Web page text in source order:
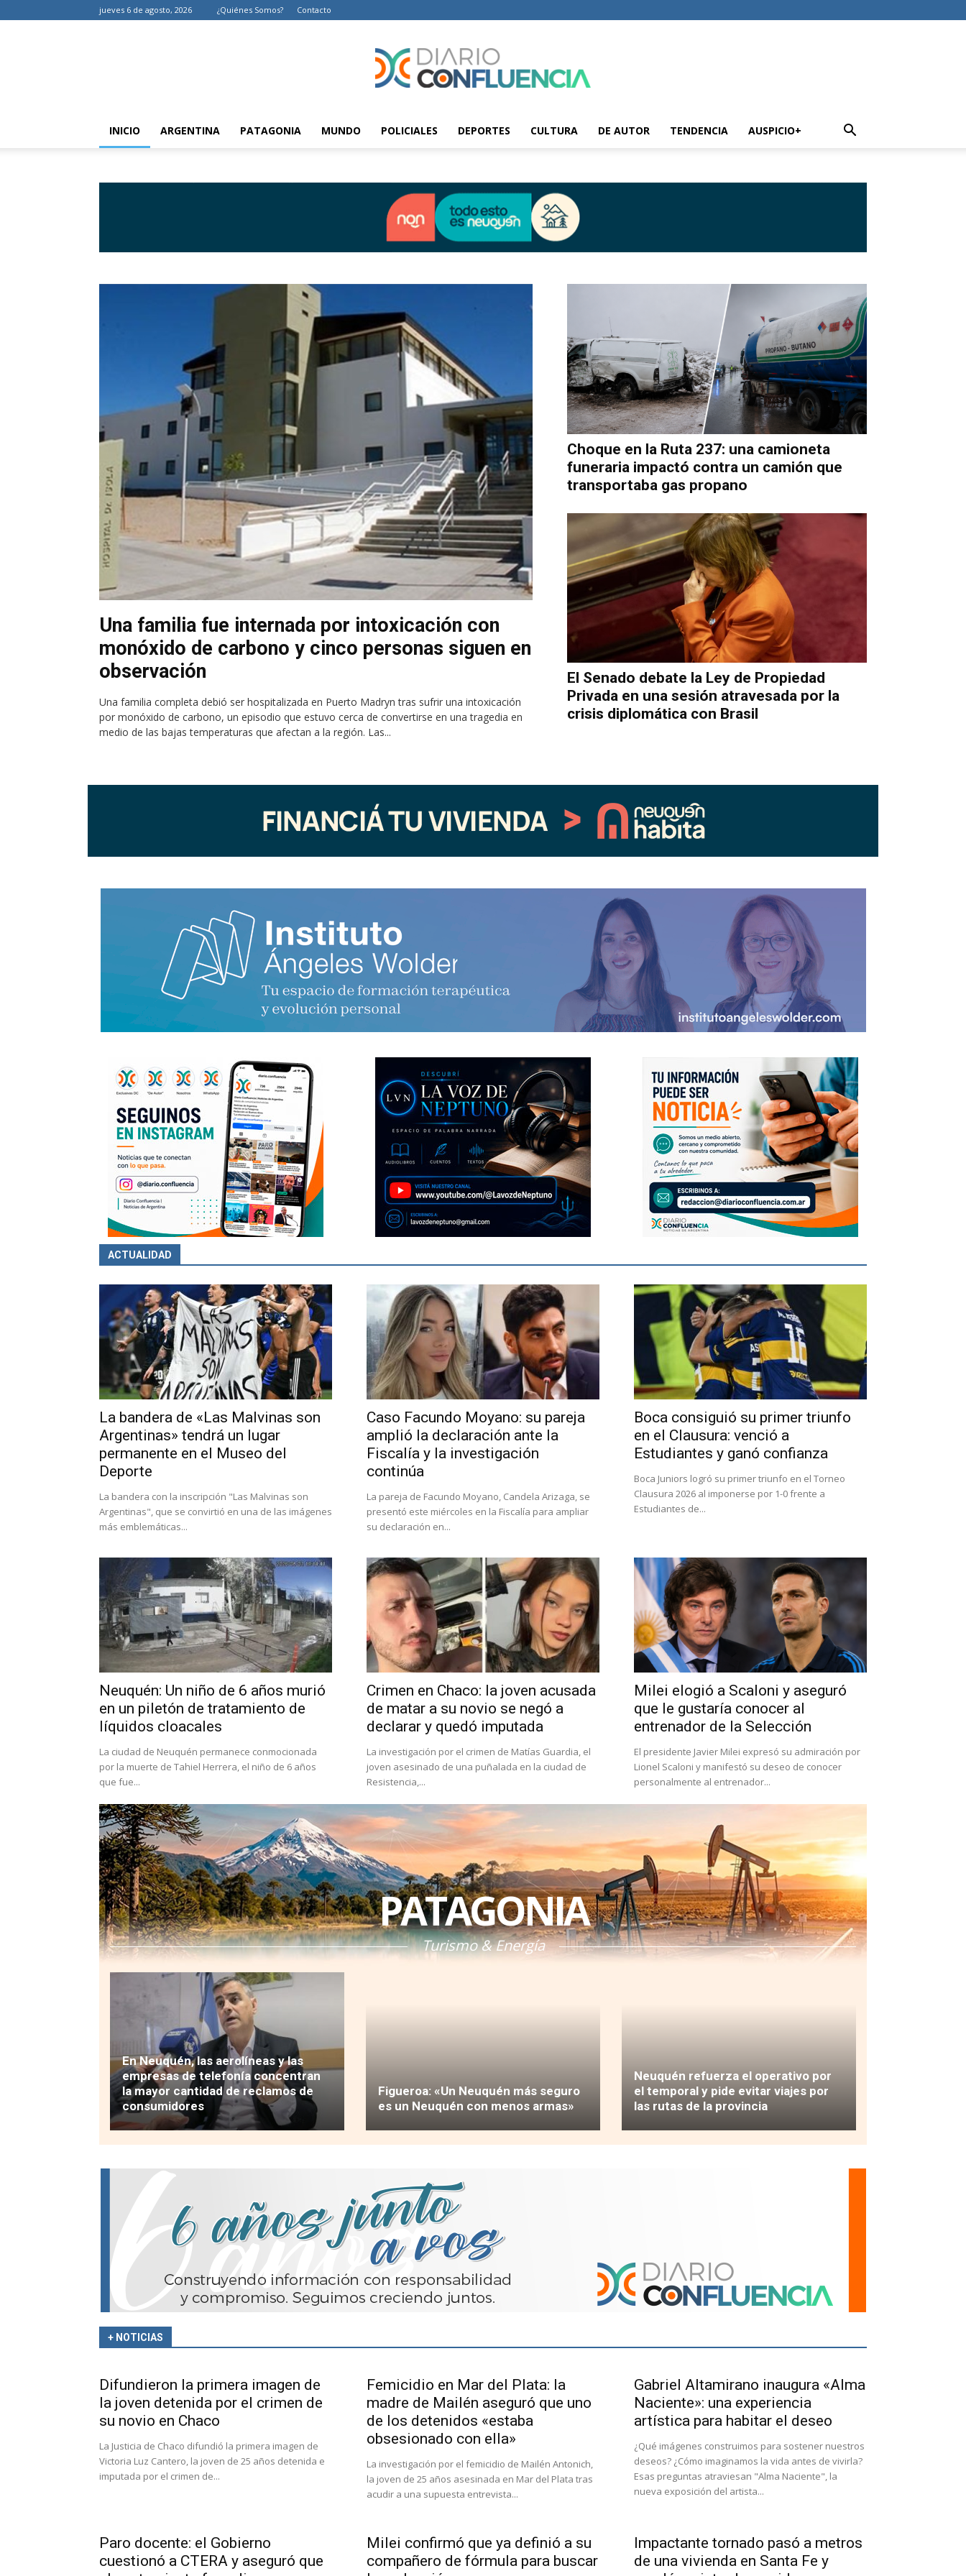
jueves 6 de agosto, 2026 ¿Quiénes Somos? Contacto
Diario
Confluencia
Noticias
de
Argentina
INICIO ARGENTINA PATAGONIA MUNDO POLICIALES DEPORTES CULTURA DE AUTOR TENDENCIA AUSPICIO+
Una familia fue internada por intoxicación con
monóxido de carbono y cinco personas siguen en
observación
Una familia completa debió ser hospitalizada en Puerto Madryn tras sufrir una intoxicación
por monóxido de carbono, un episodio que estuvo cerca de convertirse en una tragedia en
medio de las bajas temperaturas que afectan a la región. Las...
Choque en la Ruta 237: una camioneta
funeraria impactó contra un camión que
transportaba gas propano
El Senado debate la Ley de Propiedad
Privada en una sesión atravesada por la
crisis diplomática con Brasil
ACTUALIDAD
La bandera de «Las Malvinas son
Argentinas» tendrá un lugar
permanente en el Museo del
Deporte
La bandera con la inscripción "Las Malvinas son
Argentinas", que se convirtió en una de las imágenes
más emblemáticas...
Caso Facundo Moyano: su pareja
amplió la declaración ante la
Fiscalía y la investigación
continúa
La pareja de Facundo Moyano, Candela Arizaga, se
presentó este miércoles en la Fiscalía para ampliar
su declaración en...
Boca consiguió su primer triunfo
en el Clausura: venció a
Estudiantes y ganó confianza
Boca Juniors logró su primer triunfo en el Torneo
Clausura 2026 al imponerse por 1-0 frente a
Estudiantes de...
Neuquén: Un niño de 6 años murió
en un piletón de tratamiento de
líquidos cloacales
La ciudad de Neuquén permanece conmocionada
por la muerte de Tahiel Herrera, el niño de 6 años
que fue...
Crimen en Chaco: la joven acusada
de matar a su novio se negó a
declarar y quedó imputada
La investigación por el crimen de Matías Guardia, el
joven asesinado de una puñalada en la ciudad de
Resistencia,...
Milei elogió a Scaloni y aseguró
que le gustaría conocer al
entrenador de la Selección
El presidente Javier Milei expresó su admiración por
Lionel Scaloni y manifestó su deseo de conocer
personalmente al entrenador...
PATAGONIA
Turismo & Energía
En Neuquén, las aerolíneas y las
empresas de telefonía concentran
la mayor cantidad de reclamos de
consumidores
Figueroa: «Un Neuquén más seguro
es un Neuquén con menos armas»
Neuquén refuerza el operativo por
el temporal y pide evitar viajes por
las rutas de la provincia
+ NOTICIAS
Difundieron la primera imagen de
la joven detenida por el crimen de
su novio en Chaco
La Justicia de Chaco difundió la primera imagen de
Victoria Luz Cantero, la joven de 25 años detenida e
imputada por el crimen de...
Femicidio en Mar del Plata: la
madre de Mailén aseguró que uno
de los detenidos «estaba
obsesionado con ella»
La investigación por el femicidio de Mailén Antonich,
la joven de 25 años asesinada en Mar del Plata tras
acudir a una supuesta entrevista...
Gabriel Altamirano inaugura «Alma
Naciente»: una experiencia
artística para habitar el deseo
¿Qué imágenes construimos para sostener nuestros
deseos? ¿Cómo imaginamos la vida antes de vivirla?
Esas preguntas atraviesan "Alma Naciente", la
nueva exposición del artista...
Paro docente: el Gobierno
cuestionó a CTERA y aseguró que
Milei confirmó que ya definió a su
compañero de fórmula para buscar
Impactante tornado pasó a metros
de una vivienda en Santa Fe y